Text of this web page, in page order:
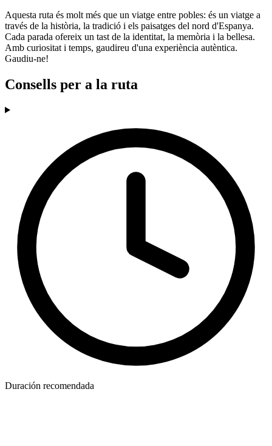
Aquesta ruta és molt més que un viatge entre pobles: és un viatge a
través de la història, la tradició i els paisatges del nord d'Espanya.
Cada parada ofereix un tast de la identitat, la memòria i la bellesa.
Amb curiositat i temps, gaudireu d'una experiència autèntica.
Gaudiu-ne!
Consells per a la ruta
Duración recomendada